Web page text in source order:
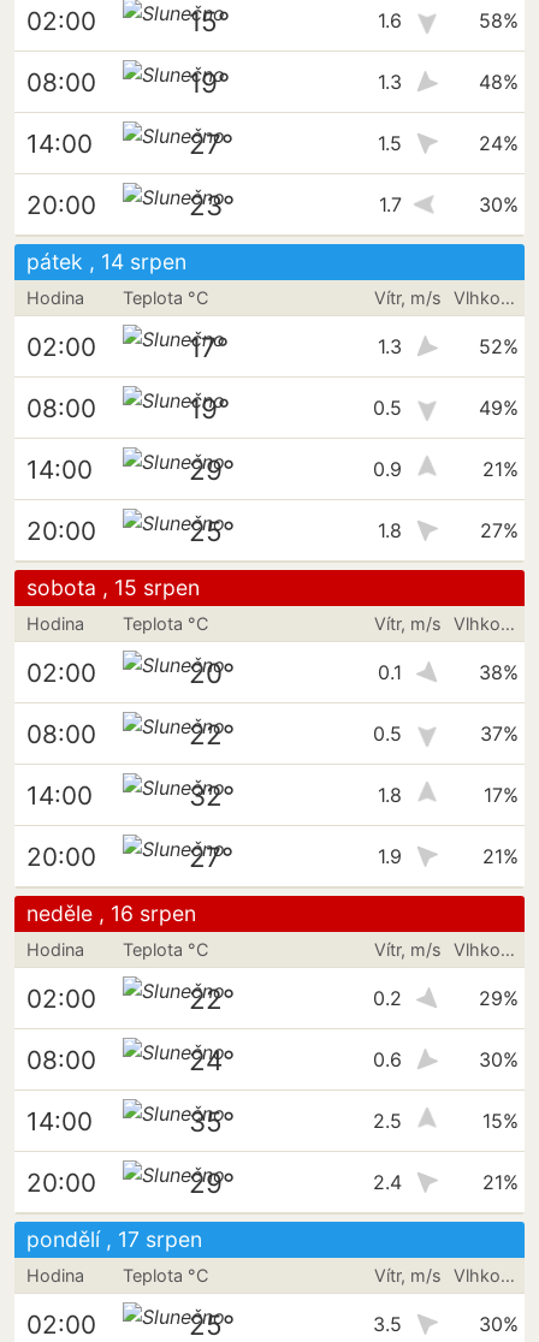
02:00 15° 1.6 58%
08:00 19° 1.3 48%
14:00 27° 1.5 24%
20:00 23° 1.7 30%
pátek , 14 srpen
Hodina Teplota °C Vítr, m/s Vlhkost vzduchu
02:00 17° 1.3 52%
08:00 19° 0.5 49%
14:00 29° 0.9 21%
20:00 25° 1.8 27%
sobota , 15 srpen
Hodina Teplota °C Vítr, m/s Vlhkost vzduchu
02:00 20° 0.1 38%
08:00 22° 0.5 37%
14:00 32° 1.8 17%
20:00 27° 1.9 21%
neděle , 16 srpen
Hodina Teplota °C Vítr, m/s Vlhkost vzduchu
02:00 22° 0.2 29%
08:00 24° 0.6 30%
14:00 35° 2.5 15%
20:00 29° 2.4 21%
pondělí , 17 srpen
Hodina Teplota °C Vítr, m/s Vlhkost vzduchu
02:00 25° 3.5 30%